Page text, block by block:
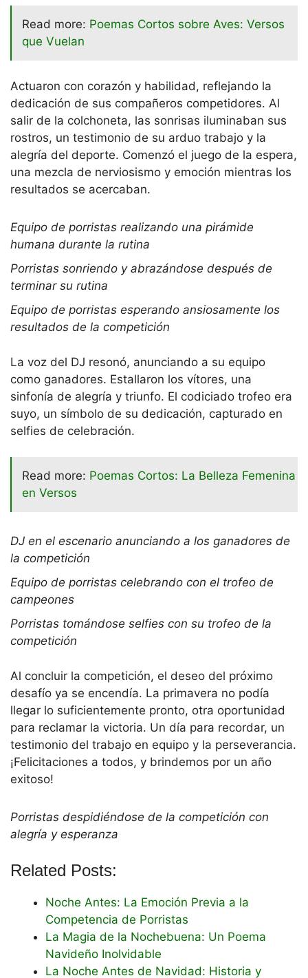
Read more: Poemas Cortos sobre Aves: Versos
que Vuelan
Actuaron con corazón y habilidad, reflejando la
dedicación de sus compañeros competidores. Al
salir de la colchoneta, las sonrisas iluminaban sus
rostros, un testimonio de su arduo trabajo y la
alegría del deporte. Comenzó el juego de la espera,
una mezcla de nerviosismo y emoción mientras los
resultados se acercaban.
Equipo de porristas realizando una pirámide
humana durante la rutina
Porristas sonriendo y abrazándose después de
terminar su rutina
Equipo de porristas esperando ansiosamente los
resultados de la competición
La voz del DJ resonó, anunciando a su equipo
como ganadores. Estallaron los vítores, una
sinfonía de alegría y triunfo. El codiciado trofeo era
suyo, un símbolo de su dedicación, capturado en
selfies de celebración.
Read more: Poemas Cortos: La Belleza Femenina
en Versos
DJ en el escenario anunciando a los ganadores de
la competición
Equipo de porristas celebrando con el trofeo de
campeones
Porristas tomándose selfies con su trofeo de la
competición
Al concluir la competición, el deseo del próximo
desafío ya se encendía. La primavera no podía
llegar lo suficientemente pronto, otra oportunidad
para reclamar la victoria. Un día para recordar, un
testimonio del trabajo en equipo y la perseverancia.
¡Felicitaciones a todos, y brindemos por un año
exitoso!
Porristas despidiéndose de la competición con
alegría y esperanza
Related Posts:
Noche Antes: La Emoción Previa a la
Competencia de Porristas
La Magia de la Nochebuena: Un Poema
Navideño Inolvidable
La Noche Antes de Navidad: Historia y